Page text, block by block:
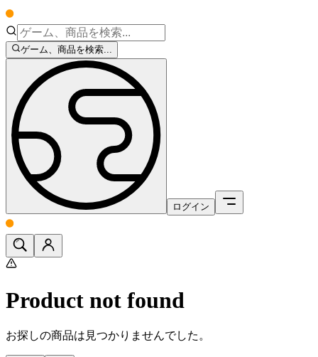
ゲーム、商品を検索...
ログイン
Product not found
お探しの商品は見つかりませんでした。